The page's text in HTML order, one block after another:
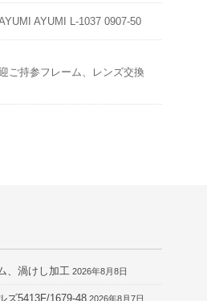
AYUMI L-1037 0907-50
ご持参フレーム、レンズ交換
、渦けし加工 2026年8月8日
ズ5413F/1679-48 2026年8月7日